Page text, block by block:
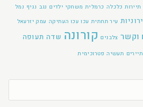
תיירות כלכלה כרמלית משחקי ילדים נגב נגיף נמל
עיר תחתית עכו עכו העתיקה עמק יזרעאל
וקשר צלבנים קורונה שדה תעופה
תיירים תעשיה פטרוכימית